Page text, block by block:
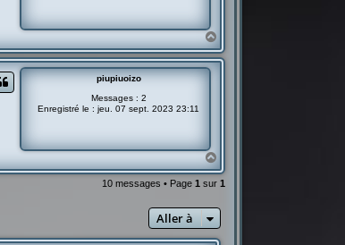
a
u
piupiuoizo
Messages : 2
Enregistré le : jeu. 07 sept. 2023 23:11
a
u
10 messages • Page 1 sur 1
Aller à